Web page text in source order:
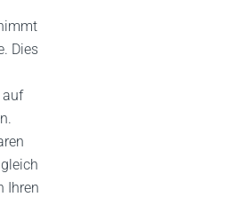
Dies
auf
Ihren